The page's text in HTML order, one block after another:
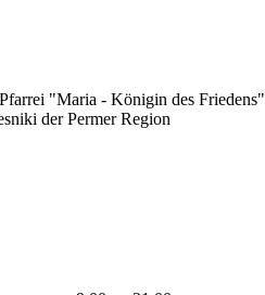
"Maria - Königin des Friedens"
der Permer Region